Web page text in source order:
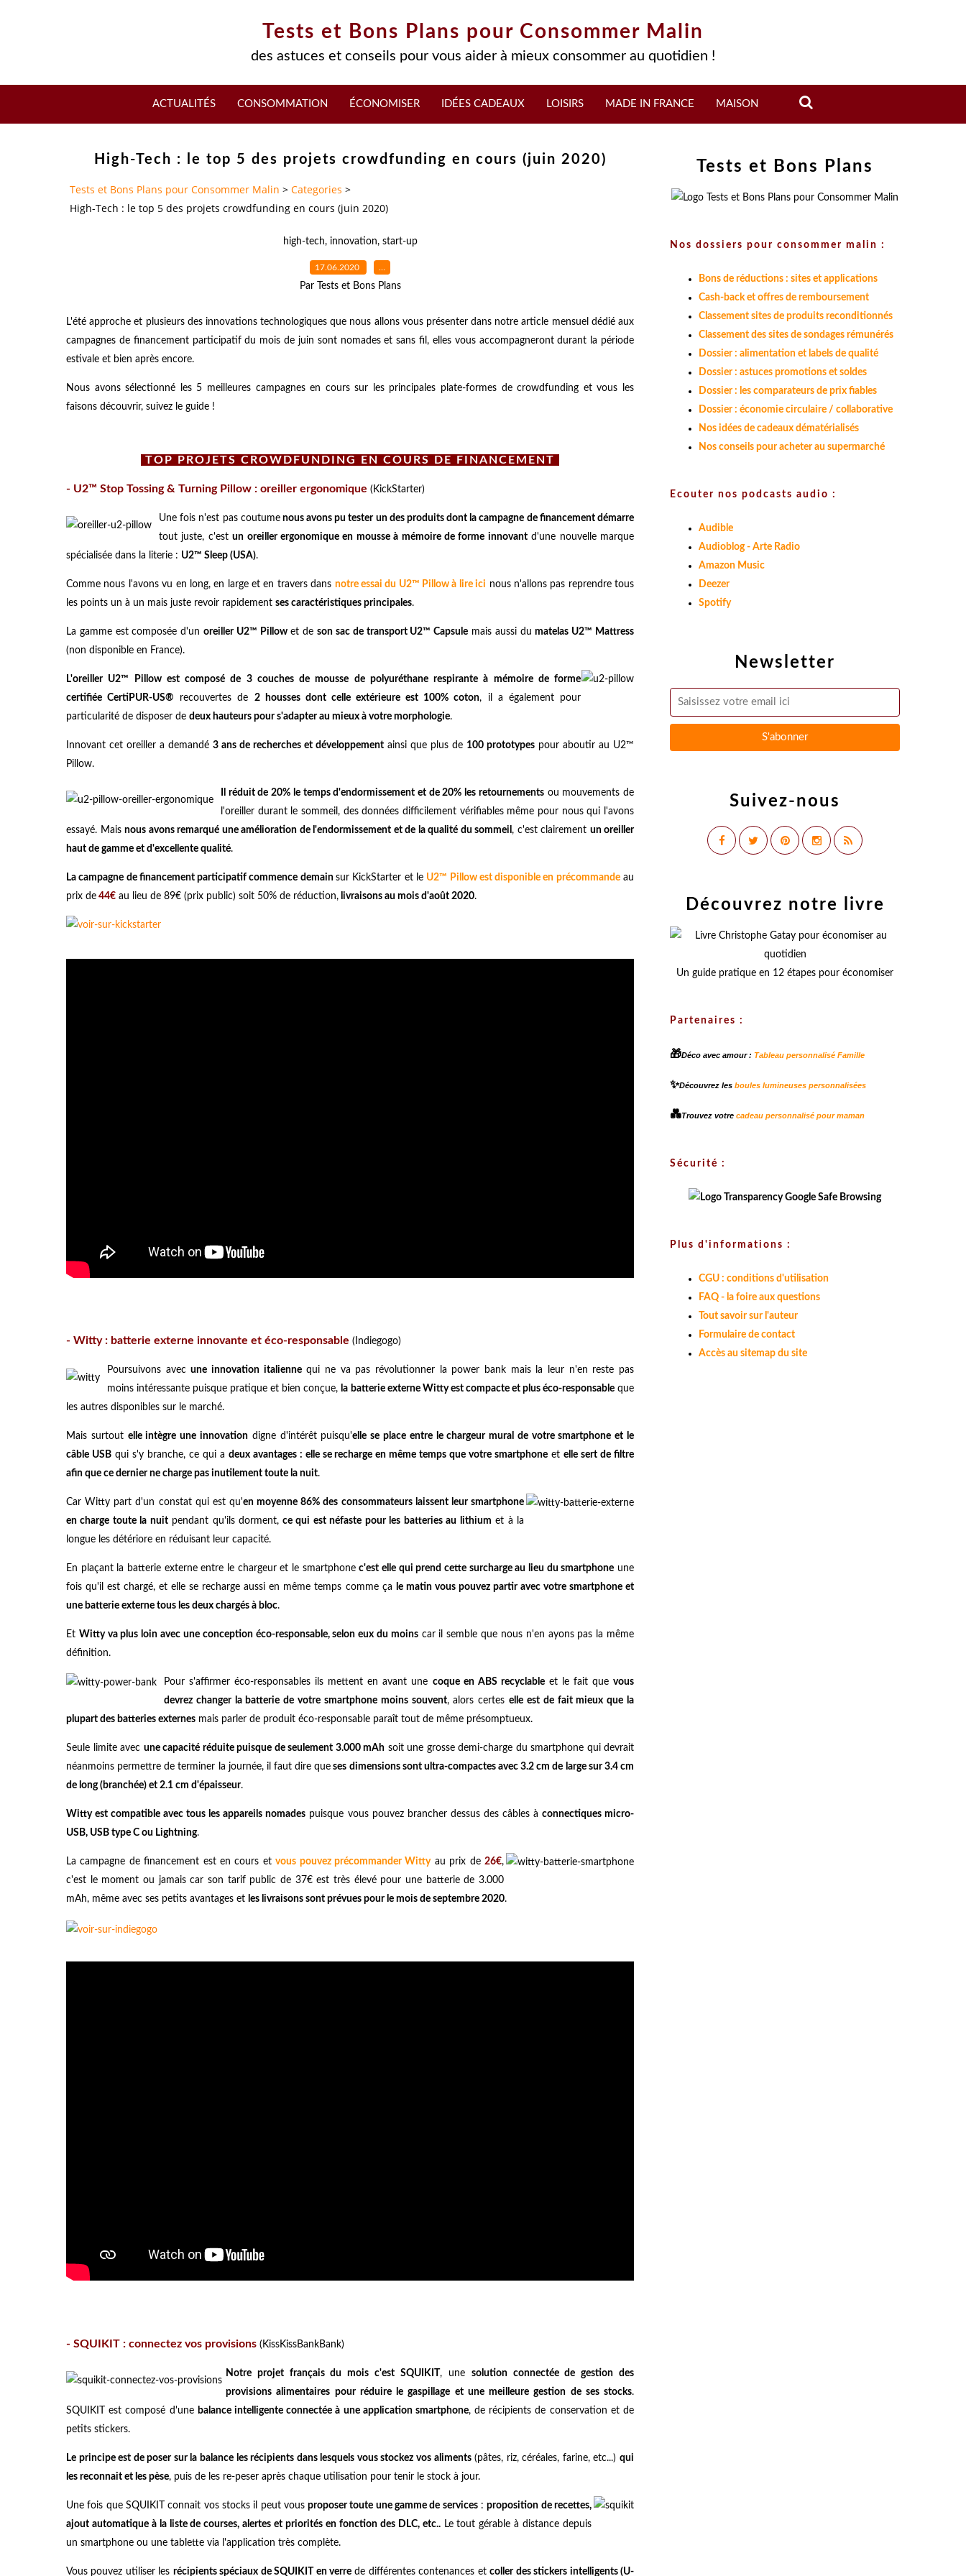
Tests et Bons Plans pour Consommer Malin
des astuces et conseils pour vous aider à mieux consommer au quotidien !
ACTUALITÉS CONSOMMATION ÉCONOMISER IDÉES CADEAUX LOISIRS MADE IN FRANCE MAISON
High-Tech : le top 5 des projets crowdfunding en cours (juin 2020)
Tests et Bons Plans pour Consommer Malin > Categories >
High-Tech : le top 5 des projets crowdfunding en cours (juin 2020)
high-tech, innovation, start-up
17.06.2020 …
Par Tests et Bons Plans
L'été approche et plusieurs des innovations technologiques que nous allons vous présenter dans notre article mensuel dédié aux
campagnes de financement participatif du mois de juin sont nomades et sans fil, elles vous accompagneront durant la période
estivale et bien après encore.
Nous avons sélectionné les 5 meilleures campagnes en cours sur les principales plate-formes de crowdfunding et vous les
faisons découvrir, suivez le guide !
TOP PROJETS CROWDFUNDING EN COURS DE FINANCEMENT
- U2™ Stop Tossing & Turning Pillow : oreiller ergonomique (KickStarter)
Une fois n'est pas coutumenous avons pu tester un des produits dont la campagne de financement démarre
tout juste, c'estun oreiller ergonomique en mousse à mémoire de forme innovantd'une nouvelle marque
spécialisée dans la literie : U2™ Sleep (USA).
Comme nous l'avons vu en long, en large et en travers dans notre essai du U2™ Pillow à lire ici nous n'allons pas reprendre tous
les points un à un mais juste revoir rapidement ses caractéristiques principales.
La gamme est composée d'unoreiller U2™ Pillowet deson sac de transport U2™ Capsule mais aussi dumatelas U2™ Mattress
(non disponible en France).
L'oreiller U2™ Pillow est composé de 3 couches de mousse de polyuréthane respirante à mémoire de forme
certifiée CertiPUR-US® recouvertes de 2 housses dont celle extérieure est 100% coton, il a également pour
particularité de disposer de deux hauteurs pour s'adapter au mieux à votre morphologie.
Innovant cet oreiller a demandé 3 ans de recherches et développement ainsi que plus de 100 prototypes pour aboutir au U2™
Pillow.
Il réduit de 20% le temps d'endormissement et de 20% les retournementsou mouvements de
l'oreiller durant le sommeil, des données difficilement vérifiables même pour nous qui l'avons
essayé. Mais nous avons remarqué une amélioration de l'endormissement et de la qualité du sommeil , c'est clairement un oreiller
haut de gamme et d'excellente qualité.
La campagne de financement participatif commence demainsur KickStarter et le U2™ Pillow est disponible en précommandeau
prix de 44€ au lieu de 89€ (prix public) soit 50% de réduction, livraisons au mois d'août 2020.
- Witty : batterie externe innovante et éco-responsable (Indiegogo)
Poursuivons avecune innovation italiennequi ne va pas révolutionner la power bank mais la leur n'en reste pas
moins intéressante puisque pratique et bien conçue, la batterie externe Witty est compacte et plus éco-responsableque
les autres disponibles sur le marché.
Mais surtout elle intègre une innovationdigne d'intérêt puisqu'elle se place entre le chargeur mural de votre smartphone et le
câble USBqui s'y branche, ce qui a deux avantages : elle se recharge en même temps que votre smartphone etelle sert de filtre
afin que ce dernier ne charge pas inutilement toute la nuit.
Car Witty part d'un constat qui est qu'en moyenne 86% des consommateurs laissent leur smartphone
en charge toute la nuitpendant qu'ils dorment, ce qui est néfaste pour les batteries au lithium et à la
longue les détériore en réduisant leur capacité.
En plaçant la batterie externe entre le chargeur et le smartphonec'est elle qui prend cette surcharge au lieu du smartphone une
fois qu'il est chargé, et elle se recharge aussi en même temps comme ça
le matin vous pouvez partir avec votre smartphone et
une batterie externe tous les deux chargés à bloc.
Et Witty va plus loin avec une conception éco-responsable, selon eux du moinscar il semble que nous n'en ayons pas la même
définition.
Pour s'affirmer éco-responsables ils mettent en avant une coque en ABS recyclableet le fait que vous
devrez changer la batterie de votre smartphone moins souvent, alors certeselle est de fait mieux que la
plupart des batteries externes mais parler de produit éco-responsable paraît tout de même présomptueux.
Seule limite avec une capacité réduite puisque de seulement 3.000 mAh soit une grosse demi-charge du smartphone qui devrait
néanmoins permettre de terminer la journée, il faut dire que ses dimensions sont ultra-compactes avec 3.2 cm de large sur 3.4 cm
de long (branchée) et 2.1 cm d'épaisseur.
Witty est compatible avec tous les appareils nomades puisque vous pouvez brancher dessus des câbles à connectiques micro-
USB, USB type C ou Lightning.
La campagne de financement est en cours etvous pouvez précommander Wittyau prix de26€,
c'est le moment ou jamais car son tarif public de 37€ est très élevé pour une batterie de 3.000
mAh, même avec ses petits avantages et les livraisons sont prévues pour le mois de septembre 2020.
- SQUIKIT : connectez vos provisions (KissKissBankBank)
Notre projet français du mois c'est SQUIKIT, une solution connectée de gestion des
provisions alimentaires pour réduire le gaspillage et une meilleure gestion de ses stocks.
SQUIKIT est composé d'une balance intelligente connectée à une application smartphone, de récipients de conservation et de
petits stickers.
Le principe est de poser sur la balance les récipients dans lesquels vous stockez vos aliments(pâtes, riz, céréales, farine, etc...)qui
les reconnait et les pèse, puis de les re-peser après chaque utilisation pour tenir le stock à jour.
Une fois que SQUIKIT connait vos stocks il peut vousproposer toute une gamme de services:proposition de recettes,
ajout automatique à la liste de courses, alertes et priorités en fonction des DLC, etc..Le tout gérable à distance depuis
un smartphone ou une tablette via l'application très complète.
Vous pouvez utiliser les récipients spéciaux de SQUIKIT en verre de différentes contenances etcoller des stickers intelligents (U-
Newsletter
Suivez-nous
Tests et Bons Plans
Nos dossiers pour consommer malin :
Bons de réductions : sites et applications
Cash-back et offres de remboursement
Classement sites de produits reconditionnés
Classement des sites de sondages rémunérés
Dossier : alimentation et labels de qualité
Dossier : astuces promotions et soldes
Dossier : les comparateurs de prix fiables
Dossier : économie circulaire / collaborative
Nos idées de cadeaux dématérialisés
Nos conseils pour acheter au supermarché
Ecouter nos podcasts audio :
Audible
Audioblog - Arte Radio
Amazon Music
Deezer
Spotify
Découvrez notre livre
Un guide pratique en 12 étapes pour économiser
Partenaires :
🎁Déco avec amour : Tableau personnalisé Famille
✨Découvrez les boules lumineuses personnalisées
💑Trouvez votre cadeau personnalisé pour maman
Sécurité :
Plus d'informations :
CGU : conditions d'utilisation
FAQ - la foire aux questions
Tout savoir sur l'auteur
Formulaire de contact
Accès au sitemap du site